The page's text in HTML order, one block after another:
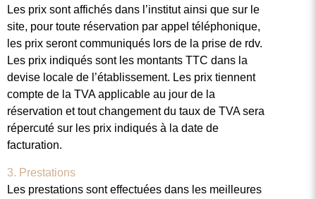
Les prix sont affichés dans l’institut ainsi que sur le
site, pour toute réservation par appel téléphonique,
les prix seront communiqués lors de la prise de rdv.
Les prix indiqués sont les montants TTC dans la
devise locale de l’établissement. Les prix tiennent
compte de la TVA applicable au jour de la
réservation et tout changement du taux de TVA sera
répercuté sur les prix indiqués à la date de
facturation.
3. Prestations
Les prestations sont effectuées dans les meilleures